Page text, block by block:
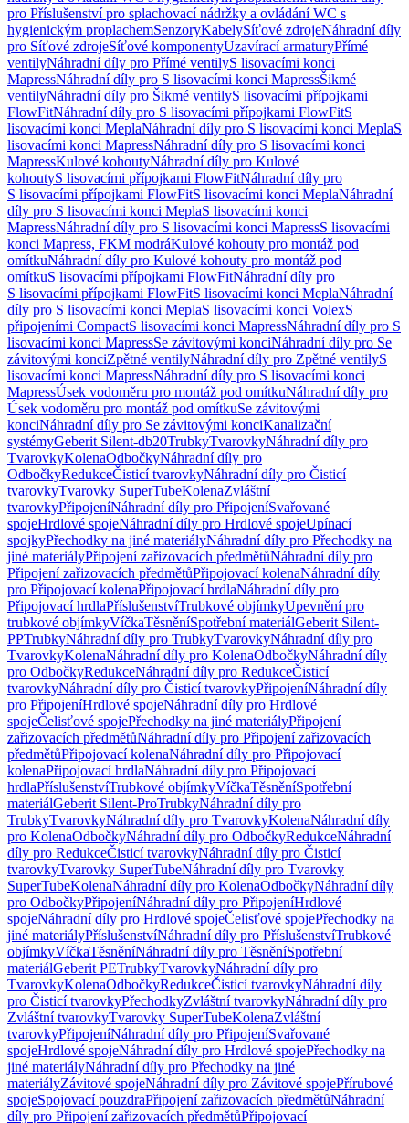
pro Příslušenství pro splachovací nádržky a ovládání WC s
hygienickým proplachemSenzoryKabelySíťové zdrojeNáhradní díly
pro Síťové zdrojeSíťové komponentyUzavírací armaturyPřímé
ventilyNáhradní díly pro Přímé ventilyS lisovacími konci
MapressNáhradní díly pro S lisovacími konci MapressŠikmé
ventilyNáhradní díly pro Šikmé ventilyS lisovacími přípojkami
FlowFitNáhradní díly pro S lisovacími přípojkami FlowFitS
lisovacími konci MeplaNáhradní díly pro S lisovacími konci MeplaS
lisovacími konci MapressNáhradní díly pro S lisovacími konci
MapressKulové kohoutyNáhradní díly pro Kulové
kohoutyS lisovacími přípojkami FlowFitNáhradní díly pro
S lisovacími přípojkami FlowFitS lisovacími konci MeplaNáhradní
díly pro S lisovacími konci MeplaS lisovacími konci
MapressNáhradní díly pro S lisovacími konci MapressS lisovacími
konci Mapress, FKM modráKulové kohouty pro montáž pod
omítkuNáhradní díly pro Kulové kohouty pro montáž pod
omítkuS lisovacími přípojkami FlowFitNáhradní díly pro
S lisovacími přípojkami FlowFitS lisovacími konci MeplaNáhradní
díly pro S lisovacími konci MeplaS lisovacími konci VolexS
připojeními CompactS lisovacími konci MapressNáhradní díly pro S
lisovacími konci MapressSe závitovými konciNáhradní díly pro Se
závitovými konciZpětné ventilyNáhradní díly pro Zpětné ventilyS
lisovacími konci MapressNáhradní díly pro S lisovacími konci
MapressÚsek vodoměru pro montáž pod omítkuNáhradní díly pro
Úsek vodoměru pro montáž pod omítkuSe závitovými
konciNáhradní díly pro Se závitovými konciKanalizační
systémyGeberit Silent-db20TrubkyTvarovkyNáhradní díly pro
TvarovkyKolenaOdbočkyNáhradní díly pro
OdbočkyRedukceČisticí tvarovkyNáhradní díly pro Čisticí
tvarovkyTvarovky SuperTubeKolenaZvláštní
tvarovkyPřipojeníNáhradní díly pro PřipojeníSvařované
spojeHrdlové spojeNáhradní díly pro Hrdlové spojeUpínací
spojkyPřechodky na jiné materiályNáhradní díly pro Přechodky na
jiné materiályPřipojení zařizovacích předmětůNáhradní díly pro
Připojení zařizovacích předmětůPřipojovací kolenaNáhradní díly
pro Připojovací kolenaPřipojovací hrdlaNáhradní díly pro
Připojovací hrdlaPříslušenstvíTrubkové objímkyUpevnění pro
trubkové objímkyVíčkaTěsněníSpotřební materiálGeberit Silent-
PPTrubkyNáhradní díly pro TrubkyTvarovkyNáhradní díly pro
TvarovkyKolenaNáhradní díly pro KolenaOdbočkyNáhradní díly
pro OdbočkyRedukceNáhradní díly pro RedukceČisticí
tvarovkyNáhradní díly pro Čisticí tvarovkyPřipojeníNáhradní díly
pro PřipojeníHrdlové spojeNáhradní díly pro Hrdlové
spojeČelisťové spojePřechodky na jiné materiályPřipojení
zařizovacích předmětůNáhradní díly pro Připojení zařizovacích
předmětůPřipojovací kolenaNáhradní díly pro Připojovací
kolenaPřipojovací hrdlaNáhradní díly pro Připojovací
hrdlaPříslušenstvíTrubkové objímkyVíčkaTěsněníSpotřební
materiálGeberit Silent-ProTrubkyNáhradní díly pro
TrubkyTvarovkyNáhradní díly pro TvarovkyKolenaNáhradní díly
pro KolenaOdbočkyNáhradní díly pro OdbočkyRedukceNáhradní
díly pro RedukceČisticí tvarovkyNáhradní díly pro Čisticí
tvarovkyTvarovky SuperTubeNáhradní díly pro Tvarovky
SuperTubeKolenaNáhradní díly pro KolenaOdbočkyNáhradní díly
pro OdbočkyPřipojeníNáhradní díly pro PřipojeníHrdlové
spojeNáhradní díly pro Hrdlové spojeČelisťové spojePřechodky na
jiné materiályPříslušenstvíNáhradní díly pro PříslušenstvíTrubkové
objímkyVíčkaTěsněníNáhradní díly pro TěsněníSpotřební
materiálGeberit PETrubkyTvarovkyNáhradní díly pro
TvarovkyKolenaOdbočkyRedukceČisticí tvarovkyNáhradní díly
pro Čisticí tvarovkyPřechodkyZvláštní tvarovkyNáhradní díly pro
Zvláštní tvarovkyTvarovky SuperTubeKolenaZvláštní
tvarovkyPřipojeníNáhradní díly pro PřipojeníSvařované
spojeHrdlové spojeNáhradní díly pro Hrdlové spojePřechodky na
jiné materiályNáhradní díly pro Přechodky na jiné
materiályZávitové spojeNáhradní díly pro Závitové spojePřírubové
spojeSpojovací pouzdraPřipojení zařizovacích předmětůNáhradní
díly pro Připojení zařizovacích předmětůPřipojovací